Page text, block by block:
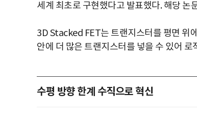
세계 최초로 구현했다고 발표했다. 해당 논
3D Stacked FET는 트랜지스터를 평면 위
안에 더 많은 트랜지스터를 넣을 수 있어
수평 방향 한계 수직으로 혁신